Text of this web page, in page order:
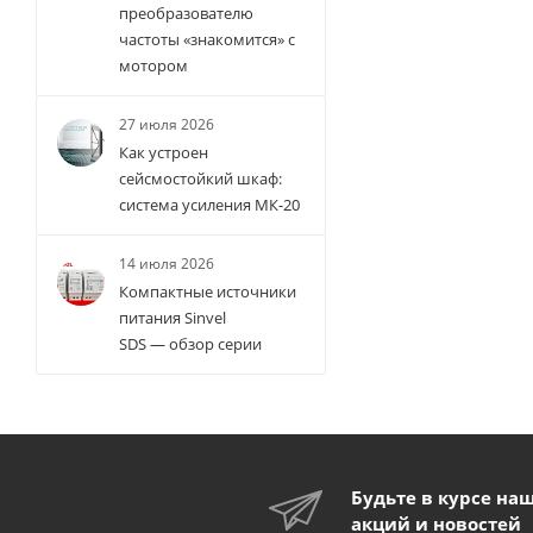
преобразователю
частоты «знакомится» с
мотором
27 июля 2026
Как устроен
сейсмостойкий шкаф:
система усиления МК-20
14 июля 2026
Компактные источники
питания Sinvel
SDS — обзор серии
Будьте в курсе
акций и новостей